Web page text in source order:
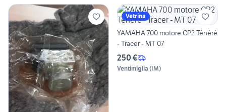
Vetrina
YAMAHA 700 motore CP2 Ténéré
- Tracer - MT 07
250 €
Ventimiglia (IM)